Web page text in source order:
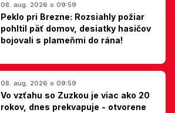
08. aug. 2026 o 09:59
Peklo pri Brezne: Rozsiahly požiar
pohltil päť domov, desiatky hasičov
bojovali s plameňmi do rána!
08. aug. 2026 o 09:59
Vo vzťahu so Zuzkou je viac ako 20
rokov, dnes prekvapuje - otvorene